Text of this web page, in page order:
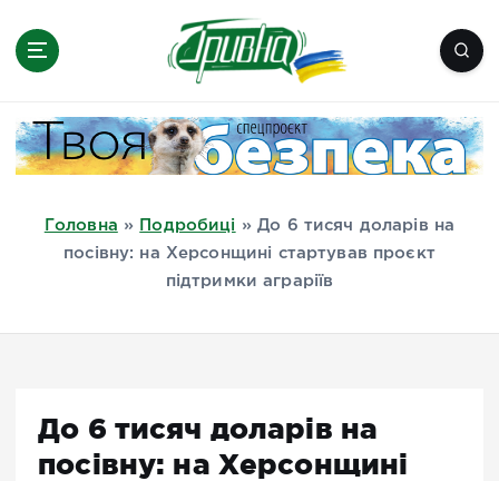
Миколаїв, Одеса, Мелітополь
Головна » Подробиці »До 6 тисяч доларів на
посівну: на Херсонщині стартував проєкт
підтримки аграріїв
До 6 тисяч доларів на
посівну: на Херсонщині